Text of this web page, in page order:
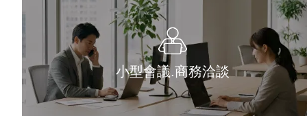
小型會議.商務洽談